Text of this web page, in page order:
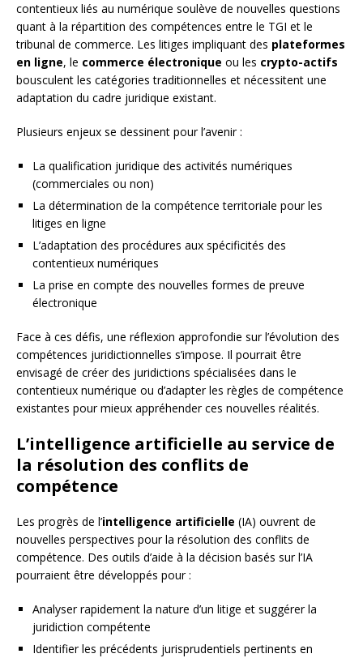
contentieux liés au numérique soulève de nouvelles questions
quant à la répartition des compétences entre le TGI et le
tribunal de commerce. Les litiges impliquant des plateformes
en ligne, le commerce électronique ou les crypto-actifs
bousculent les catégories traditionnelles et nécessitent une
adaptation du cadre juridique existant.
Plusieurs enjeux se dessinent pour l’avenir :
La qualification juridique des activités numériques
(commerciales ou non)
La détermination de la compétence territoriale pour les
litiges en ligne
L’adaptation des procédures aux spécificités des
contentieux numériques
La prise en compte des nouvelles formes de preuve
électronique
Face à ces défis, une réflexion approfondie sur l’évolution des
compétences juridictionnelles s’impose. Il pourrait être
envisagé de créer des juridictions spécialisées dans le
contentieux numérique ou d’adapter les règles de compétence
existantes pour mieux appréhender ces nouvelles réalités.
L’intelligence artificielle au service de
la résolution des conflits de
compétence
Les progrès de l’intelligence artificielle (IA) ouvrent de
nouvelles perspectives pour la résolution des conflits de
compétence. Des outils d’aide à la décision basés sur l’IA
pourraient être développés pour :
Analyser rapidement la nature d’un litige et suggérer la
juridiction compétente
Identifier les précédents jurisprudentiels pertinents en